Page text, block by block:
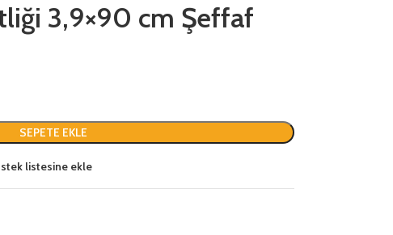
3,9×90 cm Şeffaf
SEPETE EKLE
listesine ekle